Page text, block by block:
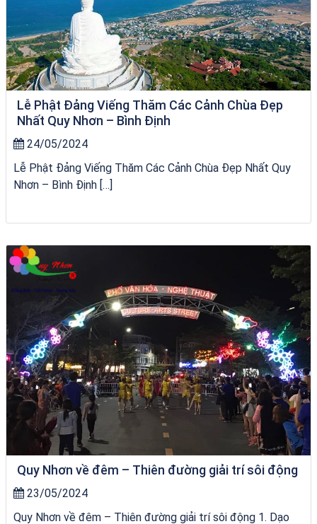
Lễ Phật Đảng Viếng Thăm Các Cảnh Chùa Đẹp
Nhất Quy Nhơn – Bình Định
24/05/2024
Lễ Phật Đảng Viếng Thăm Các Cảnh Chùa Đẹp Nhất Quy
Nhơn – Bình Định […]
Quy Nhơn về đêm – Thiên đường giải trí sôi động
23/05/2024
Quy Nhơn về đêm – Thiên đường giải trí sôi động 1. Dạo